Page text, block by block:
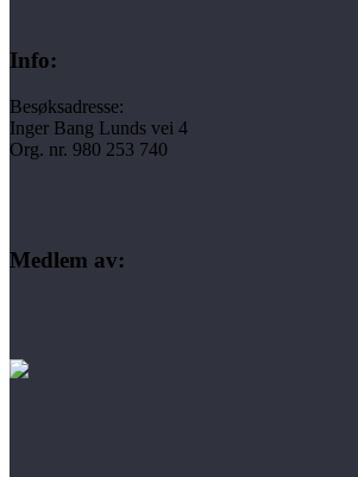
Info:
Besøksadresse:
Inger Bang Lunds vei 4
Org. nr. 980 253 740
Medlem av: